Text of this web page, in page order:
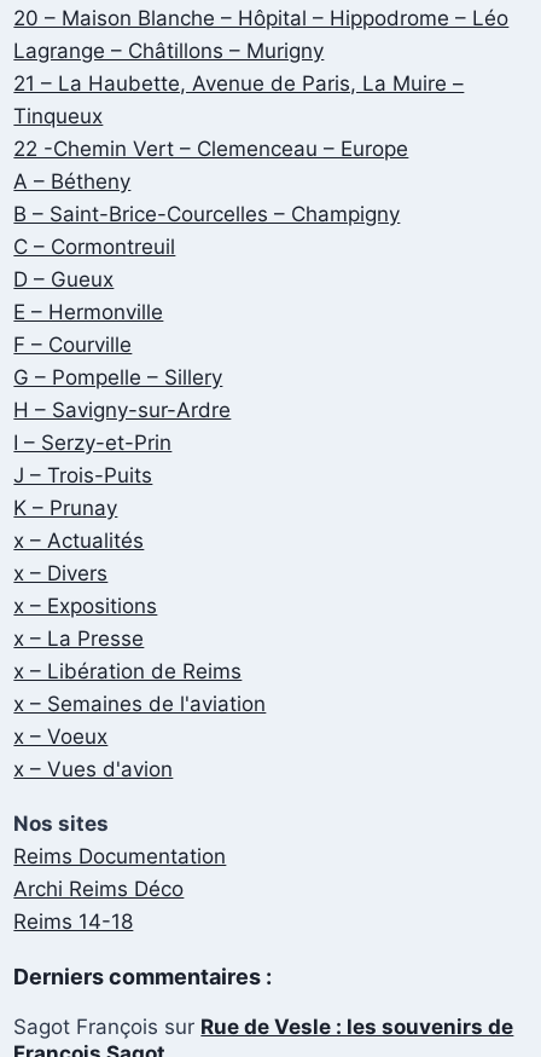
20 – Maison Blanche – Hôpital – Hippodrome – Léo
Lagrange – Châtillons – Murigny
21 – La Haubette, Avenue de Paris, La Muire –
Tinqueux
22 -Chemin Vert – Clemenceau – Europe
A – Bétheny
B – Saint-Brice-Courcelles – Champigny
C – Cormontreuil
D – Gueux
E – Hermonville
F – Courville
G – Pompelle – Sillery
H – Savigny-sur-Ardre
I – Serzy-et-Prin
J – Trois-Puits
K – Prunay
x – Actualités
x – Divers
x – Expositions
x – La Presse
x – Libération de Reims
x – Semaines de l'aviation
x – Voeux
x – Vues d'avion
Nos sites
Reims Documentation
Archi Reims Déco
Reims 14-18
Derniers commentaires :
Sagot François sur Rue de Vesle : les souvenirs de